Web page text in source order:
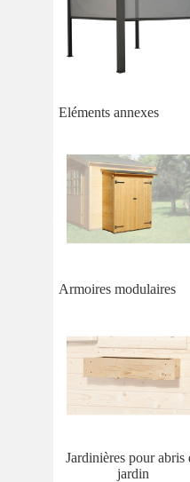
Eléments annexes
Armoires modulaires
Jardinières pour abris
jardin